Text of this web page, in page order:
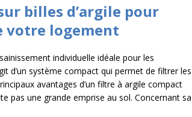
billes d’argile pour
votre logement
individuelle idéale pour les
d’un système compact qui permet de filtrer les
avantages d’un filtre à argile compact
pas une grande emprise au sol. Concernant sa